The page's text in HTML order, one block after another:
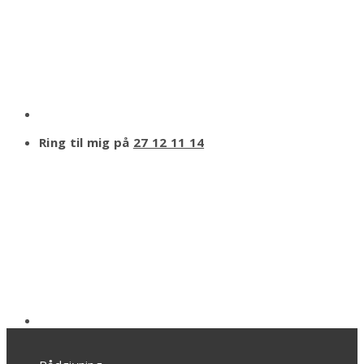
Ring til mig på 27 12 11 14